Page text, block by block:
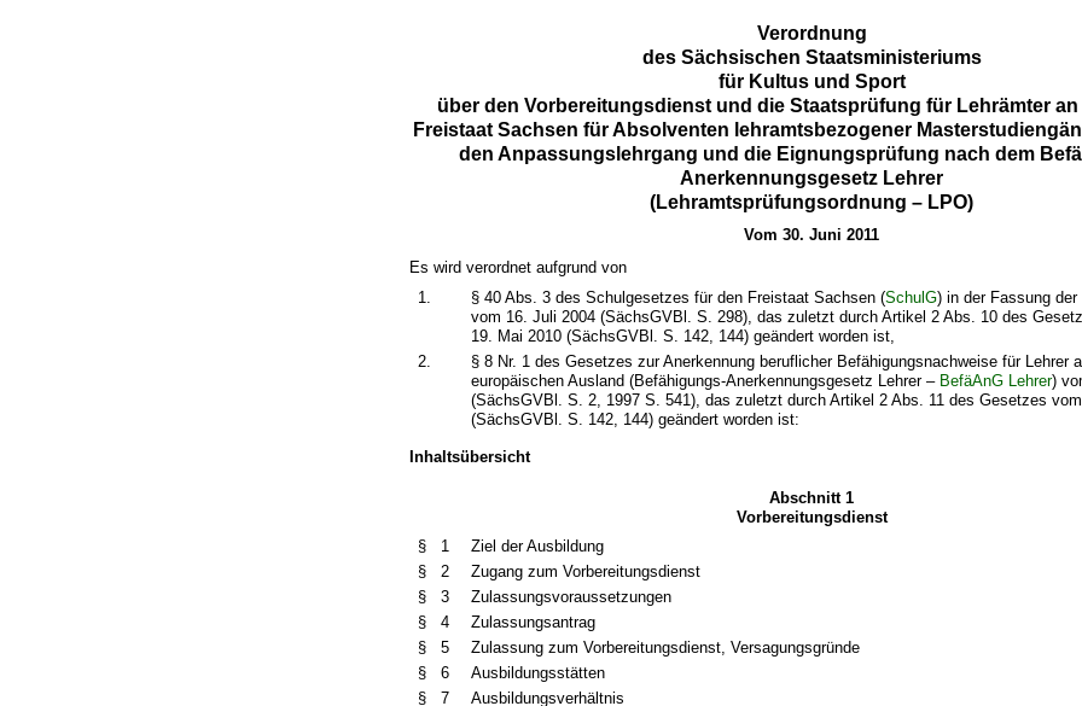
Verordnung
des Sächsischen Staatsministeriums
für Kultus und Sport
über den Vorbereitungsdienst und die Staatsprüfung für Lehrämter
Freistaat Sachsen für Absolventen lehramtsbezogener
den Anpassungslehrgang und die Eignungsprüfung nach dem
Anerkennungsgesetz Lehrer
(Lehramtsprüfungsordnung – LPO)
Vom 30. Juni 2011
Es wird verordnet aufgrund von
1.
§ 40 Abs. 3 des Schulgesetzes für den Freistaat Sachsen (SchulG) in der Fassung
vom 16. Juli 2004 (SächsGVBl. S. 298), das zuletzt durch Artikel 2 Abs. 10 des
19. Mai 2010 (SächsGVBl. S. 142, 144) geändert worden ist,
2.
§ 8 Nr. 1 des Gesetzes zur Anerkennung beruflicher Befähigungsnachweise für Lehrer
europäischen Ausland (Befähigungs-Anerkennungsgesetz Lehrer – BefäAnG Lehrer)
(SächsGVBl. S. 2, 1997 S. 541), das zuletzt durch Artikel 2 Abs. 11 des Gesetzes
(SächsGVBl. S. 142, 144) geändert worden ist:
Inhaltsübersicht
Abschnitt 1
Vorbereitungsdienst
§ 1
Ziel der Ausbildung
§ 2
Zugang zum Vorbereitungsdienst
§ 3
Zulassungsvoraussetzungen
§ 4
Zulassungsantrag
§ 5
Zulassung zum Vorbereitungsdienst, Versagungsgründe
§ 6
Ausbildungsstätten
§ 7
Ausbildungsverhältnis